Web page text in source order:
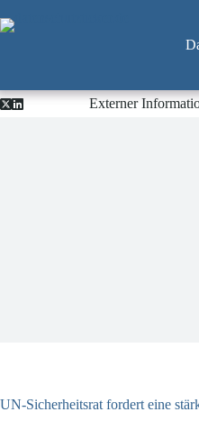
Inhalt
Externer
UN-Sicherheitsrat fordert eine